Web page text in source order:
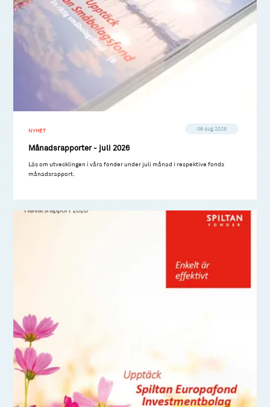
NYHET 06 aug 2026
Månadsrapporter - juli 2026
Läs om utvecklingen i våra fonder under juli månad i respektive fonds
månadsrapport.